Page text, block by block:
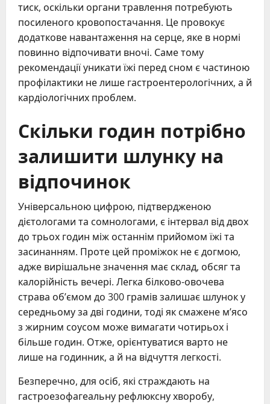
тиск, оскільки органи травлення потребують
посиленого кровопостачання. Це провокує
додаткове навантаження на серце, яке в нормі
повинно відпочивати вночі. Саме тому
рекомендації уникати їжі перед сном є частиною
профілактики не лише гастроентерологічних, а й
кардіологічних проблем.
Скільки годин потрібно
залишити шлунку на
відпочинок
Універсальною цифрою, підтвердженою
дієтологами та сомнологами, є інтервал від двох
до трьох годин між останнім прийомом їжі та
засинанням. Проте цей проміжок не є догмою,
адже вирішальне значення має склад, обсяг та
калорійність вечері. Легка білково-овочева
страва об’ємом до 300 грамів залишає шлунок у
середньому за дві години, тоді як смажене м’ясо
з жирним соусом може вимагати чотирьох і
більше годин. Отже, орієнтуватися варто не
лише на годинник, а й на відчуття легкості.
Безперечно, для осіб, які страждають на
гастроезофагеальну рефлюксну хворобу,